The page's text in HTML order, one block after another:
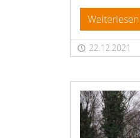
Weiterlesen
22.12.2021